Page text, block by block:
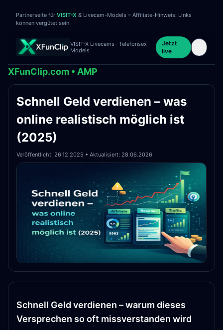
Partnerseite für VISIT-X & Livecam-Models – Affiliate-Hinweis: Links
können vergütet sein.
VISIT-X Livecams · Telefonsex ·
Models
Jetzt
live
XFunClip.com • AMP
Schnell Geld verdienen – was
online realistisch möglich ist
(2025)
Veröffentlicht: 26.12.2025 • Aktualisiert: 28.06.2026
Schnell Geld verdienen – warum dieses
Versprechen so oft missverstanden wird